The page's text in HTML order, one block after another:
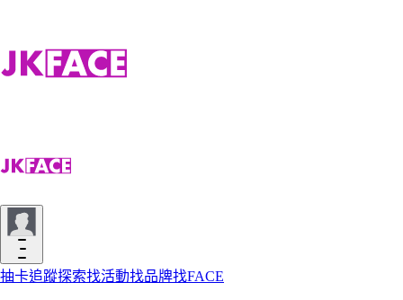
抽卡追蹤探索找活動找品牌找FACE